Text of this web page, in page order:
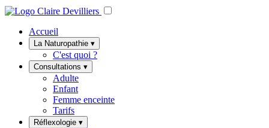
Accueil
La Naturopathie ▾
C'est quoi ?
Consultations ▾
Adulte
Enfant
Femme enceinte
Tarifs
Réflexologie ▾